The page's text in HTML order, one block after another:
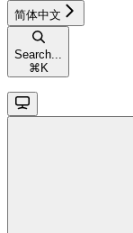
简体中文
Search...
⌘ K